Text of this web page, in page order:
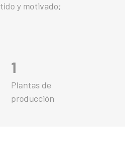
y motivado;
1
Plantas de
producción